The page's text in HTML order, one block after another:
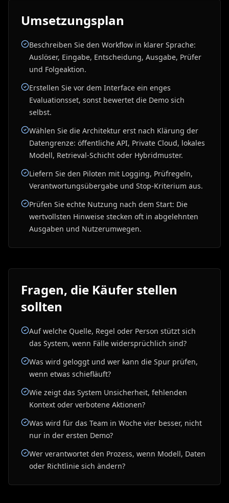
Umsetzungsplan
Beschreiben Sie den Workflow in klarer Sprache:
Auslöser, Eingabe, Entscheidung, Ausgabe, Prüfer
und Folgeaktion.
Erstellen Sie vor dem Interface ein enges
Evaluationsset, sonst bewertet die Demo sich
selbst.
Wählen Sie die Architektur erst nach Klärung der
Datengrenze: öffentliche API, Private Cloud, lokales
Modell, Retrieval-Schicht oder Hybridmuster.
Liefern Sie den Piloten mit Logging, Prüfregeln,
Verantwortungsübergabe und Stop-Kriterium aus.
Prüfen Sie echte Nutzung nach dem Start: Die
wertvollsten Hinweise stecken oft in abgelehnten
Ausgaben und Nutzerumwegen.
Fragen, die Käufer stellen
sollten
Auf welche Quelle, Regel oder Person stützt sich
das System, wenn Fälle widersprüchlich sind?
Was wird geloggt und wer kann die Spur prüfen,
wenn etwas schiefläuft?
Wie zeigt das System Unsicherheit, fehlenden
Kontext oder verbotene Aktionen?
Was wird für das Team in Woche vier besser, nicht
nur in der ersten Demo?
Wer verantwortet den Prozess, wenn Modell, Daten
oder Richtlinie sich ändern?